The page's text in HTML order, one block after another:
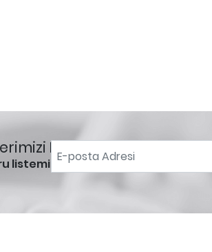
Kaçırmayın!
listemize üye olmayı